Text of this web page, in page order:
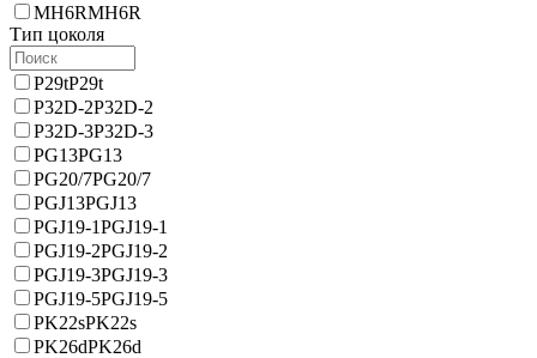
MH6RMH6R
Тип цоколя
P29tP29t
P32D-2P32D-2
P32D-3P32D-3
PG13PG13
PG20/7PG20/7
PGJ13PGJ13
PGJ19-1PGJ19-1
PGJ19-2PGJ19-2
PGJ19-3PGJ19-3
PGJ19-5PGJ19-5
PK22sPK22s
PK26dPK26d